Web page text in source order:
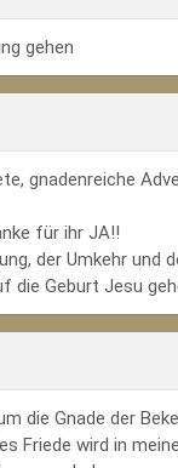
gehen
gnadenreiche
für ihr JA!!
der Umkehr und
die Geburt Jesu
die Gnade der
Friede wird in